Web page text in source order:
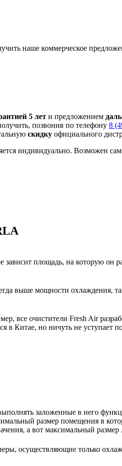
наше коммерческое
5 лет и предложением
позвонив по телефону 8
скидку официального
индивидуально. Возможен
площадь, на которую он
выше мощности охлаждения,
все очистители Fresh Air
Китае, но ничуть не уступает
заложенные в него
размер помещения в
а вот максимальный
осуществляющие только